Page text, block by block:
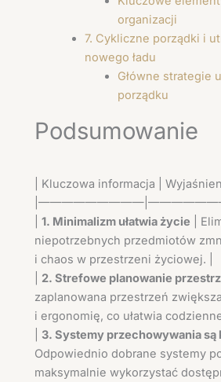
organizacji
7. Cykliczne porządki i
nowego ładu
Główne strategie
porządku
Podsumowanie
| Kluczowa informacja |
1. Minimalizm ułatwia życie |
niepotrzebnych przedmiotów
i chaos w przestrzeni życiowej. |
2. Strefowe planowanie
zaplanowana przestrzeń
i ergonomię, co ułatwia
3. Systemy przechowywania są
Odpowiednio dobrane systemy
maksymalnie wykorzystać